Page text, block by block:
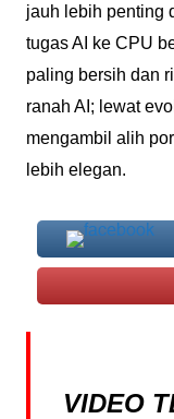
jauh lebih penting
tugas AI ke CPU
paling bersih dan
ranah AI; lewat
mengambil alih
lebih elegan.
VIDEO